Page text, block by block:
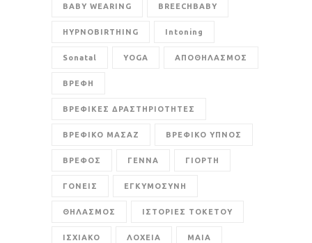
BABY WEARING BREECHBABY
HYPNOBIRTHING Intoning
Sonatal YOGA ΑΠΟΘΗΛΑΣΜΟΣ
ΒΡΕΦΗ
ΒΡΕΦΙΚΕΣ ΔΡΑΣΤΗΡΙΟΤΗΤΕΣ
ΒΡΕΦΙΚΟ ΜΑΣΑΖ ΒΡΕΦΙΚΟ ΥΠΝΟΣ
ΒΡΕΦΟΣ ΓΕΝΝΑ ΓΙΟΡΤΗ
ΓΟΝΕΙΣ ΕΓΚΥΜΟΣΥΝΗ
ΘΗΛΑΣΜΟΣ ΙΣΤΟΡΙΕΣ ΤΟΚΕΤΟΥ
ΙΣΧΙΑΚΟ ΛΟΧΕΙΑ ΜΑΙΑ